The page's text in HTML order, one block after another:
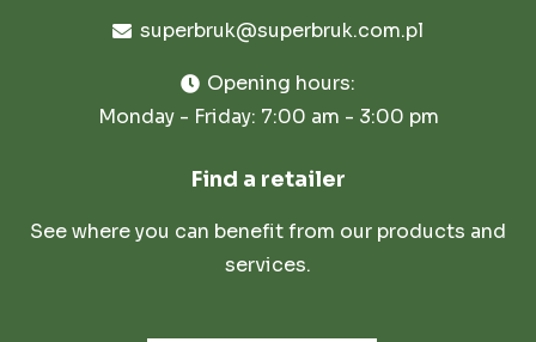
superbruk@superbruk.com.pl
Opening hours:
Monday - Friday: 7:00 am - 3:00 pm
Find a retailer
See where you can benefit from our products and
services.